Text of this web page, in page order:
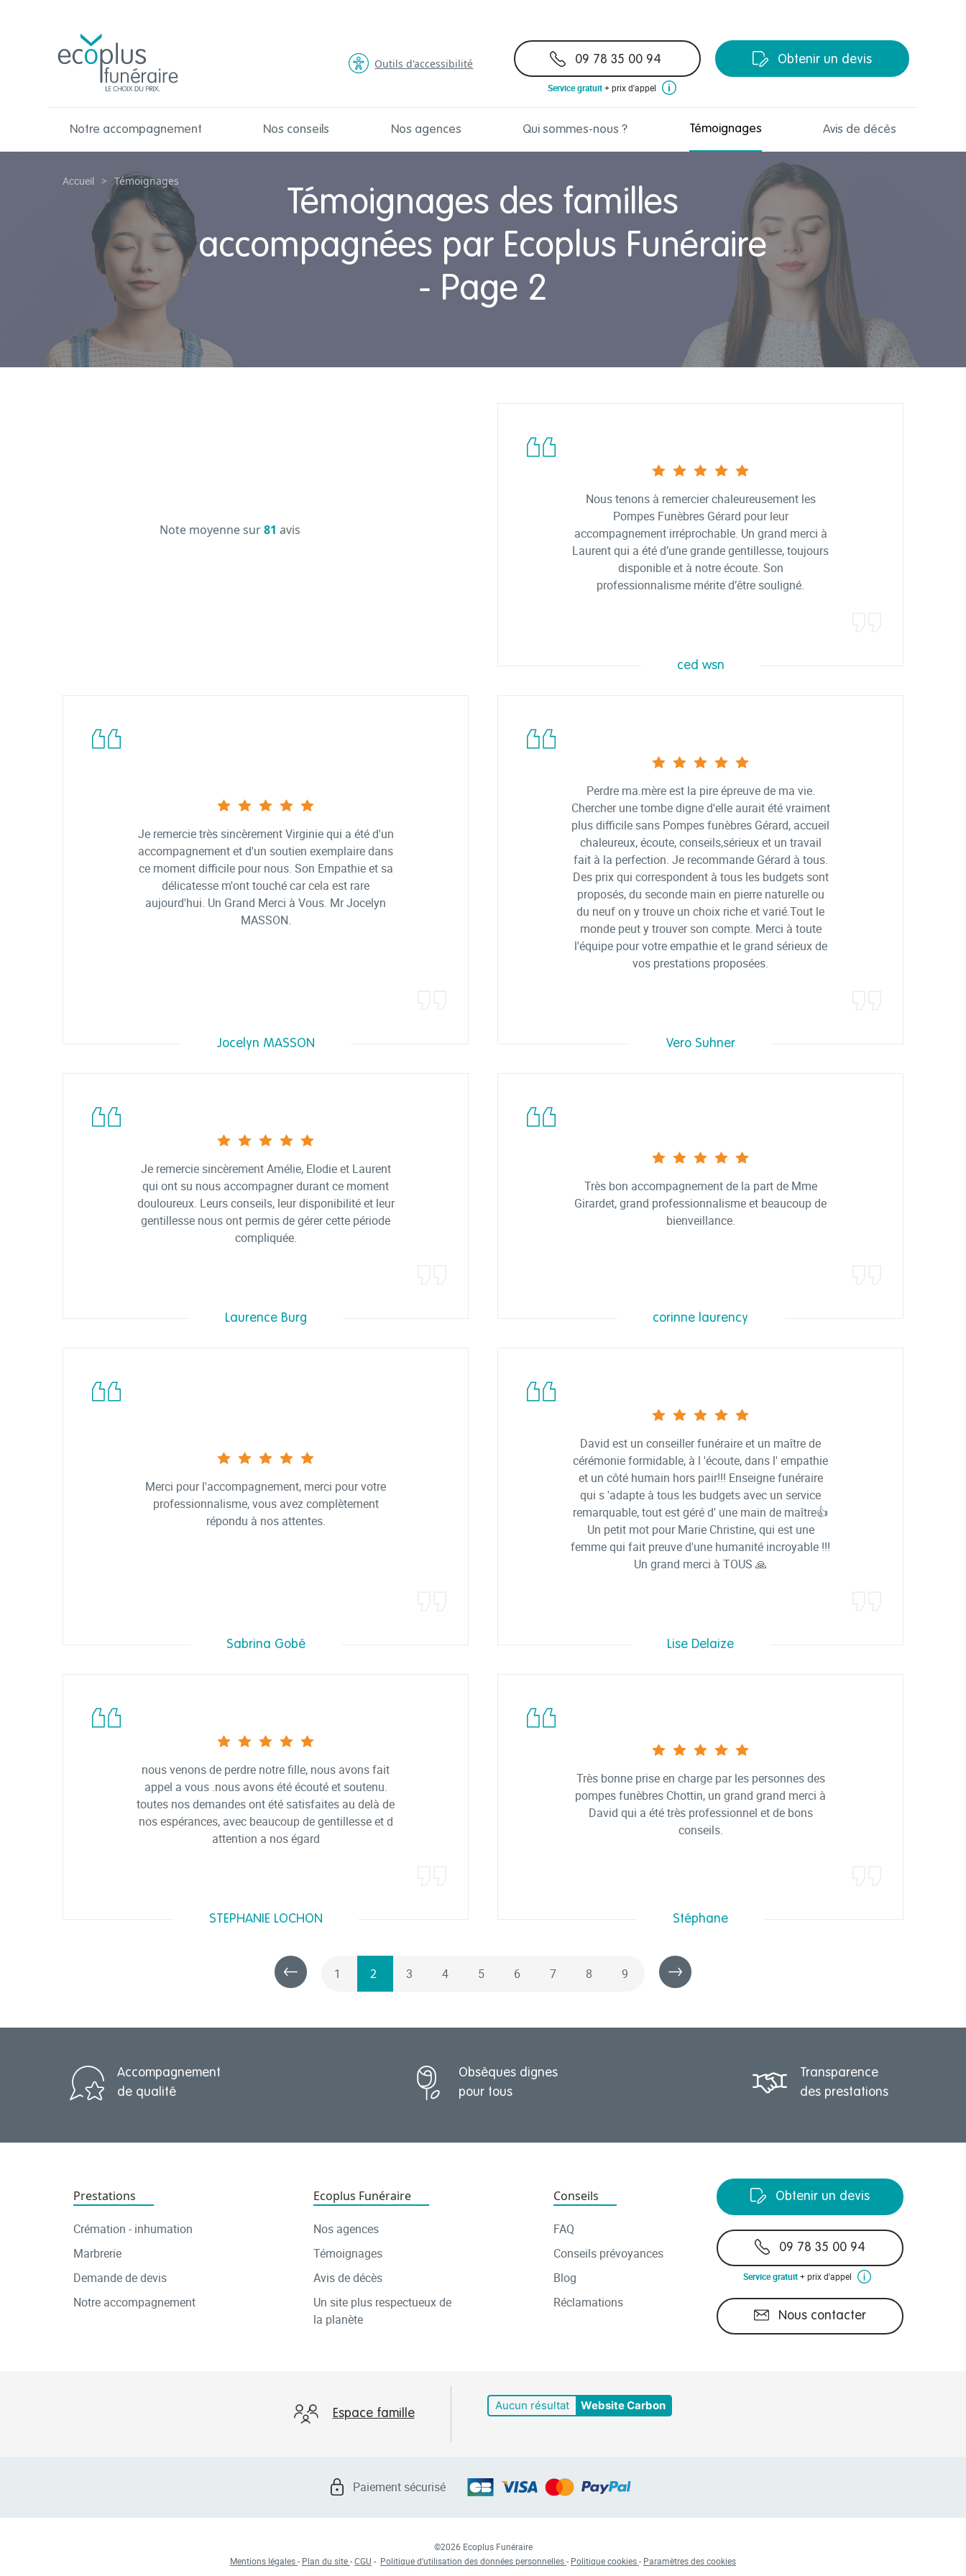
Outils d'accessibilité 09 78 35 00 94
Service gratuit+ prix d'appel
Obtenir un devis
Notre accompagnement Nos conseils Nos agences Qui sommes-nous ? Témoignages Avis de décès
Témoignages des familles
accompagnées par Ecoplus Funéraire
- Page 2
Note moyenne sur81 avis
Nous tenons à remercier chaleureusement les
Pompes Funèbres Gérard pour leur
accompagnement irréprochable. Un grand merci à
Laurent qui a été d’une grande gentillesse, toujours
disponible et à notre écoute. Son
professionnalisme mérite d’être souligné.
ced wsn
Je remercie très sincèrement Virginie qui a été d'un
accompagnement et d'un soutien exemplaire dans
ce moment difficile pour nous. Son Empathie et sa
délicatesse m'ont touché car cela est rare
aujourd'hui. Un Grand Merci à Vous. Mr Jocelyn
MASSON.
Jocelyn MASSON
Perdre ma.mère est la pire épreuve de ma vie.
Chercher une tombe digne d'elle aurait été vraiment
plus difficile sans Pompes funèbres Gérard, accueil
chaleureux, écoute, conseils,sérieux et un travail
fait à la perfection. Je recommande Gérard à tous.
Des prix qui correspondent à tous les budgets sont
proposés, du seconde main en pierre naturelle ou
du neuf on y trouve un choix riche et varié.Tout le
monde peut y trouver son compte. Merci à toute
l'équipe pour votre empathie et le grand sérieux de
vos prestations proposées.
Vero Suhner
Je remercie sincèrement Amélie, Elodie et Laurent
qui ont su nous accompagner durant ce moment
douloureux. Leurs conseils, leur disponibilité et leur
gentillesse nous ont permis de gérer cette période
compliquée.
Laurence Burg
Très bon accompagnement de la part de Mme
Girardet, grand professionnalisme et beaucoup de
bienveillance.
corinne laurency
Merci pour l'accompagnement, merci pour votre
professionnalisme, vous avez complètement
répondu à nos attentes.
Sabrina Gobé
David est un conseiller funéraire et un maître de
cérémonie formidable, à l 'écoute, dans l' empathie
et un côté humain hors pair!!! Enseigne funéraire
qui s 'adapte à tous les budgets avec un service
remarquable, tout est géré d' une main de maître👍
Un petit mot pour Marie Christine, qui est une
femme qui fait preuve d'une humanité incroyable !!!
Un grand merci à TOUS 🙏
Lise Delaize
nous venons de perdre notre fille, nous avons fait
appel a vous .nous avons été écouté et soutenu.
toutes nos demandes ont été satisfaites au delà de
nos espérances, avec beaucoup de gentillesse et d
attention a nos égard
STEPHANIE LOCHON
Très bonne prise en charge par les personnes des
pompes funèbres Chottin, un grand grand merci à
David qui a été très professionnel et de bons
conseils.
Stéphane
1 2 3 4 5 6 7 8 9
Accueil > Témoignages
Accompagnement
de qualité
Obsèques dignes
pour tous
Transparence
des prestations
Obtenir un devis
09 78 35 00 94
Service gratuit+ prix d'appel
Nous contacter
Prestations
Crémation - inhumation
Marbrerie
Demande de devis
Notre accompagnement
Ecoplus Funéraire
Nos agences
Témoignages
Avis de décès
Un site plus respectueux de
la planète
Conseils
FAQ
Conseils prévoyances
Blog
Réclamations
Espace famille
Aucun résultat Website Carbon
Paiement sécurisé
©2026 Ecoplus Funéraire
Mentions légales- Plan du site-CGU - Politique d'utilisation des données personnelles- Politique cookies- Paramètres des cookies